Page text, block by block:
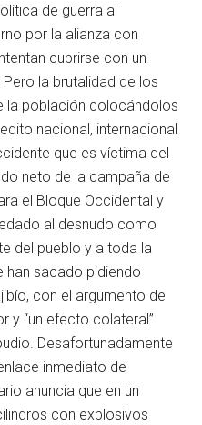
de guerra al
por la alianza con
cubrirse con un
la brutalidad de los
la población colocándolos
nacional, internacional
que es víctima del
neto de la campaña de
el Bloque Occidental y
al desnudo como
del pueblo y a toda la
han sacado pidiendo
con el argumento de
y “un efecto colateral”
Desafortunadamente
inmediato de
anuncia que en un
con explosivos